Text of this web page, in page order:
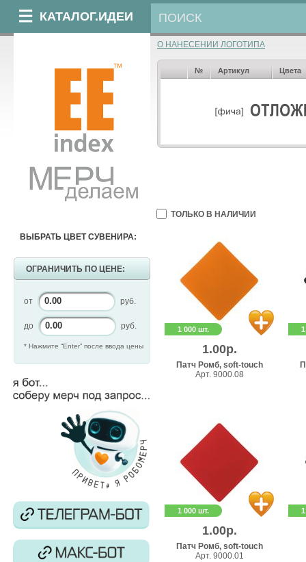
КАТАЛОГ.ИДЕИ
ВЫБРАТЬ ЦВЕТ СУВЕНИРА:
ОГРАНИЧИТЬ ПО ЦЕНЕ:
от руб.
до руб.
* Нажмите “Enter” после ввода цены
О НАНЕСЕНИИ ЛОГОТИПА
№ Артикул Цвета
ТОЛЬКО В НАЛИЧИИ
1 000 шт.
1.00р.
Патч Ромб, soft-touch
Арт. 9000.08
1 000 шт.
1.00р.
Патч Ромб, soft-touch
Арт. 9000.01